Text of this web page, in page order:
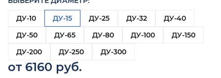
ДУ-10
ДУ-15 ДУ-25 ДУ-32
ДУ-40
ДУ-50
ДУ-65 ДУ-80 ДУ-100
ДУ-150
ДУ-200
ДУ-250 ДУ-300
от 6160 руб.